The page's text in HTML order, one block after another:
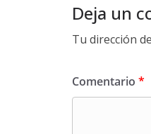
Deja un
Tu dirección
Comentario *